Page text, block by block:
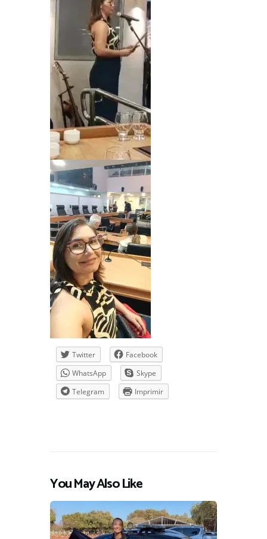
Twitter
Facebook
WhatsApp
Skype
Telegram
Imprimir
You May Also Like